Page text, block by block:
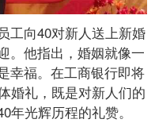
工向40对新人送上新婚
。他指出，婚姻就像一
幸福。在工商银行即将
婚礼，既是对新人们的
光辉历程的礼赞。